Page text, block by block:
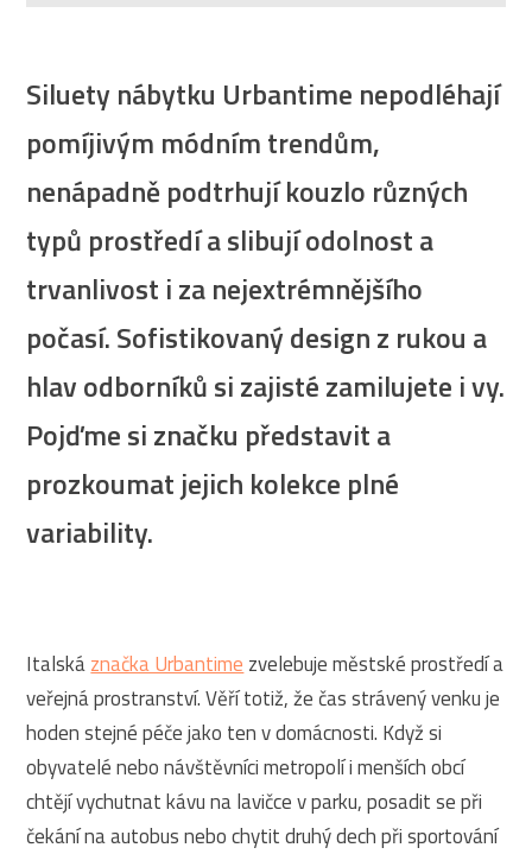
Siluety nábytku Urbantime nepodléhají
pomíjivým módním trendům,
nenápadně podtrhují kouzlo různých
typů prostředí a slibují odolnost a
trvanlivost i za nejextrémnějšího
počasí. Sofistikovaný design z rukou a
hlav odborníků si zajisté zamilujete i vy.
Pojďme si značku představit a
prozkoumat jejich kolekce plné
variability.
Italskáznačka Urbantimezvelebuje městské prostředí a
veřejná prostranství. Věří totiž, že čas strávený venku je
hoden stejné péče jako ten v domácnosti. Když si
obyvatelé nebo návštěvníci metropolí i menších obcí
chtějí vychutnat kávu na lavičce v parku, posadit se při
čekání na autobus nebo chytit druhý dech při sportování